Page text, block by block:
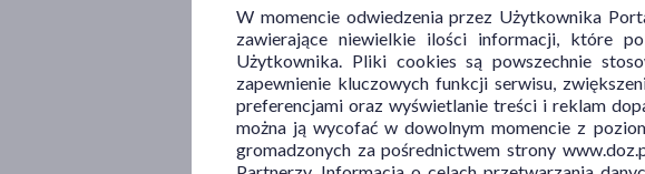
1 szt. = 1,15 zł
W momencie odwiedzenia przez Użytkownika
zawierające niewielkie ilości informacji, które
Użytkownika. Pliki cookies są powszechnie
zapewnienie kluczowych funkcji serwisu,
preferencjami oraz wyświetlanie treści i reklam
można ją wycofać w dowolnym momencie z
gromadzonych za pośrednictwem strony